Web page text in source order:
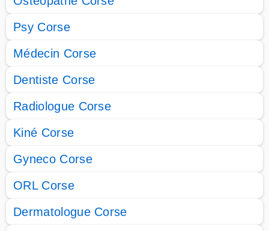
Psy Corse
Médecin Corse
Dentiste Corse
Radiologue Corse
Kiné Corse
Gyneco Corse
ORL Corse
Dermatologue Corse